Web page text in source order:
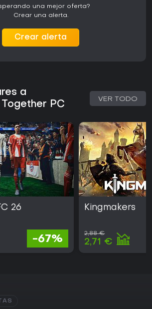
una mejor oferta?
Crear una alerta.
Crear alerta
a
PC
VER TODO
26
-67%
Kingmakers
2,88 €
2,71 €